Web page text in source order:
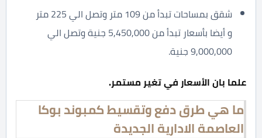
شقق بمساحات تبدأ من 109 متر وتصل الي 225 متر
و أيضا بأسعار تبدأ من 5,450,000 جنية وتصل الي
9,000,000 جنية.
علما بان الأسعار في تغير مستمر.
ما هي طرق دفع وتقسيط كمبوند بوكا
العاصمة الادارية الجديدة